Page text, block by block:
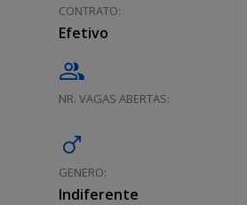
CONTRATO:
Efetivo
group
NR. VAGAS ABERTAS:
male
GENERO:
Indiferente